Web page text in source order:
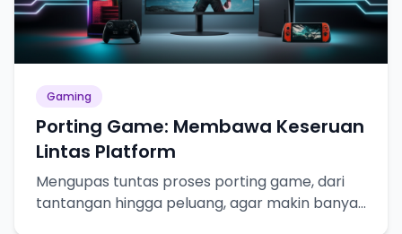
Gaming
Porting Game: Membawa Keseruan
Lintas Platform
Mengupas tuntas proses porting game, dari
tantangan hingga peluang, agar makin banyak